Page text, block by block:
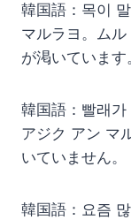
韓国語：목이
マルラヨ。ム
が渇いていま
韓国語：빨래
アジク アン マ
いていません。
韓国語：요즘